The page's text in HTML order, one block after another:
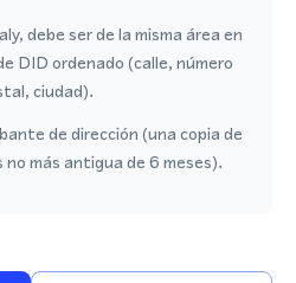
debe ser de la misma área en
DID ordenado (calle, número
ciudad).
de dirección (una copia de
más antigua de 6 meses).